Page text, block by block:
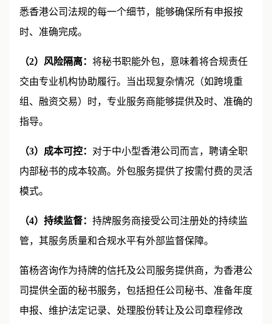
悉香港公司法规的每一个细节，能够确保所有申报按
时、准确完成。
（2）风险隔离： 将秘书职能外包，意味着将合规责任
交由专业机构协助履行。当出现复杂情况（如跨境重
组、融资交易）时，专业服务商能够提供及时、准确的
指导。
（3）成本可控： 对于中小型香港公司而言，聘请全职
内部秘书的成本较高。外包服务提供了按需付费的灵活
模式。
（4）持续监督： 持牌服务商接受公司注册处的持续监
管，其服务质量和合规水平有外部监督保障。
笛杨咨询作为持牌的信托及公司服务提供商，为香港公
司提供全面的秘书服务，包括担任公司秘书、准备年度
申报、维护法定记录、处理股份转让及公司章程修改